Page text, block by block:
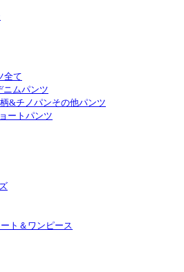
全て
ニムパンツ
&チノパンその他パンツ
ートパンツ
ト＆ワンピース